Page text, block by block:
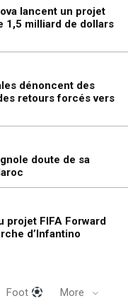
lancent un projet
1,5 milliard de dollars
dénoncent des
retours forcés vers
doute de sa
projet FIFA Forward
d’Infantino
Foot More